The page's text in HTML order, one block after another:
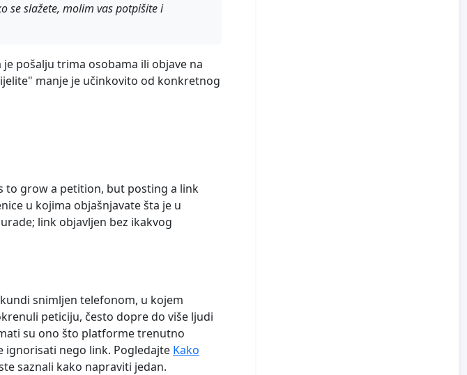
se slažete, molim vas potpišite i
pošalju trima osobama ili objave na
manje je učinkovito od konkretnog
to grow a petition, but posting a link
u kojima objašnjavate šta je u
link objavljen bez ikakvog
snimljen telefonom, u kojem
peticiju, često dopre do više ljudi
su ono što platforme trenutno
ignorisati nego link. Pogledajte Kako
saznali kako napraviti jedan.